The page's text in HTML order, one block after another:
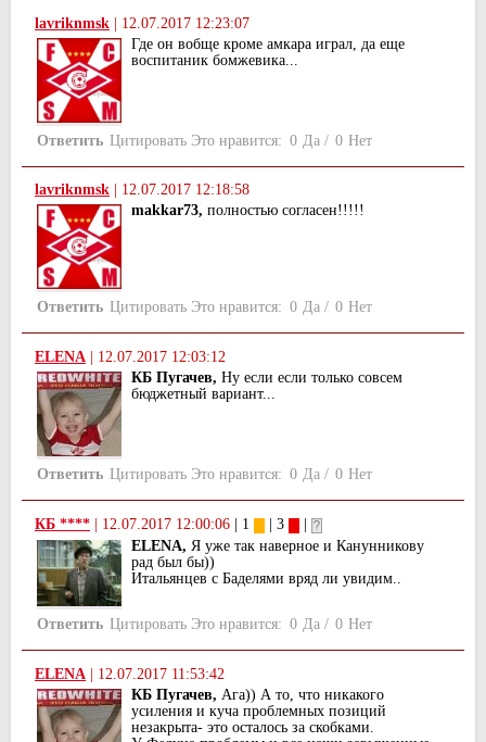
lavriknmsk | 12.07.2017 12:23:07
Где он вобще кроме амкара играл, да еще
воспитаник бомжевика...
Ответить Цитировать Это нравится: 0 Да / 0 Нет
lavriknmsk
12.07.2017 12:18:58
makkar73, полностью согласен!!!!!
Ответить Цитировать Это нравится: 0 Да / 0 Нет
ELENA
12.07.2017 12:03:12
КБ Пугачев, Ну если если только совсем
бюджетный вариант...
Ответить Цитировать Это нравится: 0 Да / 0 Нет
КБ **** 12.07.2017 12:00:06 | 1 | 3
ELENA, Я уже так наверное и Канунникову
рад был бы))
Итальянцев с Баделями вряд ли увидим..
Ответить Цитировать Это нравится: 0 Да / 0 Нет
ELENA | 12.07.2017 11:53:42
КБ Пугачев, Ага)) А то, что никакого
усиления и куча проблемных позиций
незакрыта- это осталось за скобками.